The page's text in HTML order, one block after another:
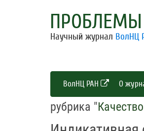
ПРОБЛЕМЫ
Научный журнал ВолНЦ
ВолНЦ РАН О
рубрика "